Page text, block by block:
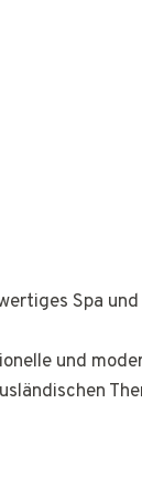
Spa und
und